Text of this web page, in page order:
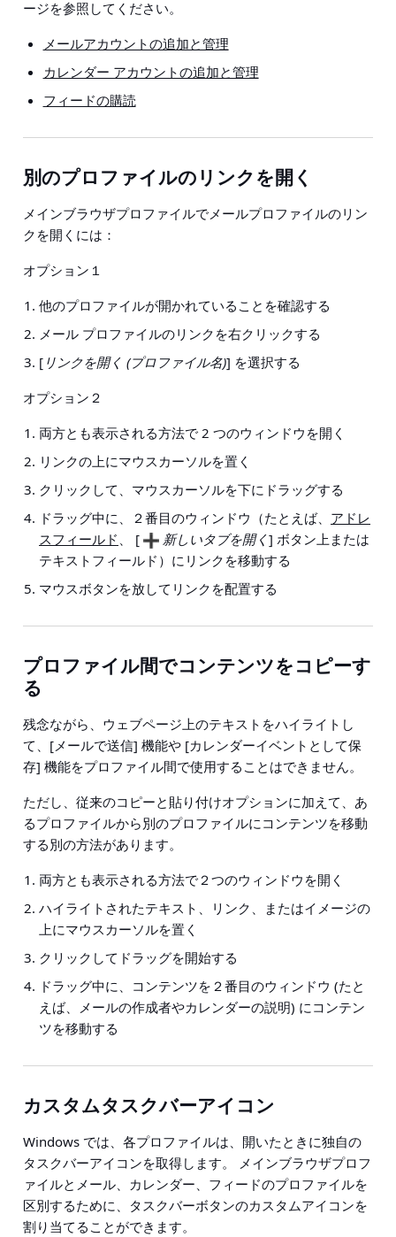
ージを参照してください。
メールアカウントの追加と管理
カレンダー アカウントの追加と管理
フィードの購読
別のプロファイルのリンクを開く
メインブラウザプロファイルでメールプロファイルのリン
クを開くには：
オプション １
他のプロファイルが開かれていることを確認する
メール プロファイルのリンクを右クリックする
[ リンクを開く (プロファイル名)] を選択する
オプション ２
両方とも表示される方法で 2 つのウィンドウを開く
リンクの上にマウスカーソルを置く
クリックして、マウスカーソルを下にドラッグする
ドラッグ中に、２番目のウィンドウ（たとえば、 アドレ
スフィールド 、 [ 新しいタブを開く] ボタン上または
テキストフィールド）にリンクを移動する
マウスボタンを放してリンクを配置する
プロファイル間でコンテンツをコピーす
る
残念ながら、ウェブページ上のテキストをハイライトし
て、[メールで送信] 機能や [カレンダーイベントとして保
存] 機能をプロファイル間で使用することはできません。
ただし、従来のコピーと貼り付けオプションに加えて、あ
るプロファイルから別のプロファイルにコンテンツを移動
する別の方法があります。
両方とも表示される方法で２つのウィンドウを開く
ハイライトされたテキスト、リンク、またはイメージの
上にマウスカーソルを置く
クリックしてドラッグを開始する
ドラッグ中に、コンテンツを２番目のウィンドウ (たと
えば、メールの作成者やカレンダーの説明) にコンテン
ツを移動する
カスタムタスクバーアイコン
Windows では、各プロファイルは、開いたときに独自の
タスクバーアイコンを取得します。 メインブラウザプロフ
ァイルとメール、カレンダー、フィードのプロファイルを
区別するために、タスクバーボタンのカスタムアイコンを
割り当てることができます。